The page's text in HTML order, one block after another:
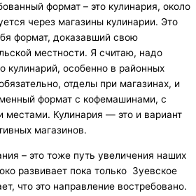
формат – это кулинария, около
через магазины кулинарии. Это
формат, доказавший свою
местности. Я считаю, надо
кулинарий, особенно в районных
отделы при магазинах, и
формат с кофемашинами, с
Кулинария — это и вариант
магазинов.
– это тоже путь увеличения наших
развивает пока только Зуевское
что это направление востребовано.